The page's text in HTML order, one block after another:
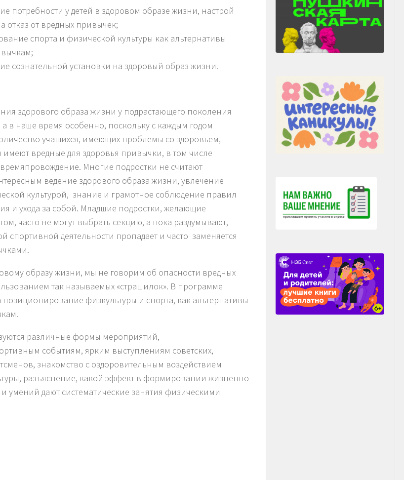
потребности у детей в здоровом образе жизни, настрой
отказ от вредных привычек;
спорта и физической культуры как альтернативы
сознательной установки на здоровый образ жизни.
здорового образа жизни у подрастающего поколения
а в наше время особенно, поскольку с каждым годом
учащихся, имеющих проблемы со здоровьем,
имеют вредные для здоровья привычки, в том числе
Многие подростки не считают
ведение здорового образа жизни, увлечение
культурой, знание и грамотное соблюдение правил
и ухода за собой. Младшие подростки, желающие
часто не могут выбрать секцию, а пока раздумывают,
спортивной деятельности пропадает и часто заменяется
образу жизни, мы не говорим об опасности вредных
так называемых «страшилок». В программе
позиционирование физкультуры и спорта, как альтернативы
различные формы мероприятий,
событиям, ярким выступлениям советских,
знакомство с оздоровительным воздействием
разъяснение, какой эффект в формировании жизненно
умений дают систематические занятия физическими